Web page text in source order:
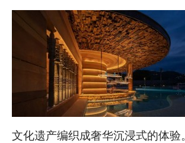
文化遗产编织成奢华沉浸式的体验。